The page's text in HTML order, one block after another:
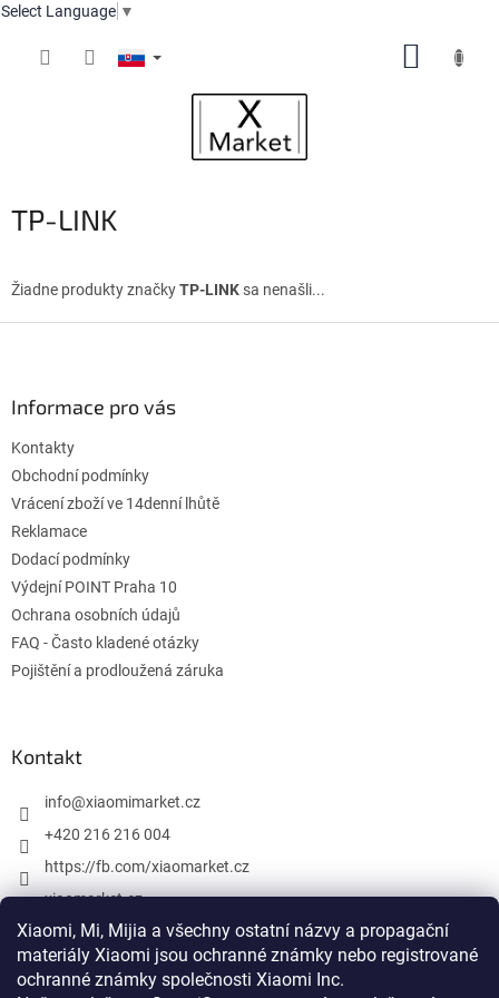
Select Language ▼
Xiaomi, Mi, Mijia a všechny ostatní názvy a propagační
materiály Xiaomi jsou ochranné známky nebo registrované
ochranné známky společnosti Xiaomi Inc.
TP-LINK
Žiadne produkty značkyTP-LINK sa nenašli...
Informace pro vás
Kontakty
Obchodní podmínky
Vrácení zboží ve 14denní lhůtě
Reklamace
Dodací podmínky
Výdejní POINT Praha 10
Ochrana osobních údajů
FAQ - Často kladené otázky
Pojištění a prodloužená záruka
Kontakt
info@xiaomimarket.cz
+420 216 216 004
https://fb.com/xiaomarket.cz
xiaomarket.cz
Vytvoril Shoptet